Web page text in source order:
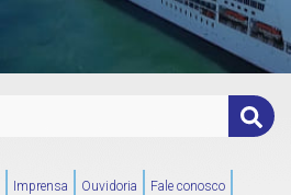
Imprensa Ouvidoria Fale conosco